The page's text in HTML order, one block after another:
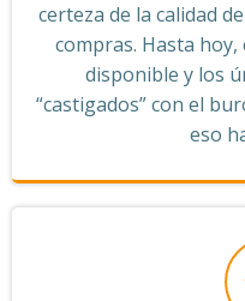
certeza de la calidad
compras. Hasta
disponible y los
“castigados” con el
eso